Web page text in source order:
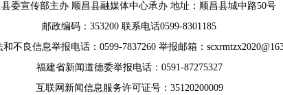
县委宣传部主办 顺昌县融媒体中心承办 地址：顺昌县城中路50号
邮政编码：353200 联系电话0599-8301185
不良信息举报电话：0599-7837260 举报邮箱：
福建省新闻道德委举报电话：0591-87275327
互联网新闻信息服务许可证号：35120200009